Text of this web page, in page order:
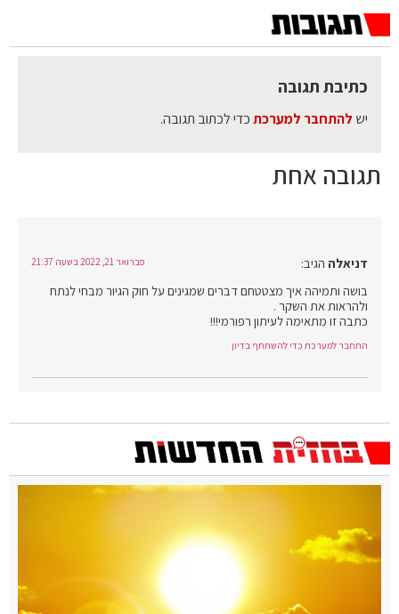
תגובה אחת
דניאלה הגיב: פברואר 21, 2022 בשעה 21:37
בושה ותמיהה איך מצטטחם דברים שמגינים על חוק הגיור מבחי לנתח
ולהראות את השקר .
כתבה זו מתאימה לעיתון רפורמי!!!
התחבר למערכת כדי להשתתף בדיון
כתיבת תגובה
יש להתחבר למערכתכדי לכתוב תגובה.